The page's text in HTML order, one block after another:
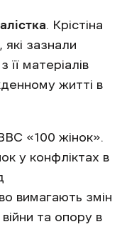
. Крістіна
які зазнали
її матеріалів
житті в
«100 жінок».
у конфліктах в
вимагають змін
та опору в